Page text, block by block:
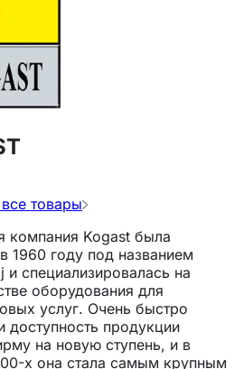
товары
компания Kogast была
1960 году под названием
и специализировалась на
оборудования для
услуг. Очень быстро
доступность продукции
на новую ступень, и в
х она стала самым крупным